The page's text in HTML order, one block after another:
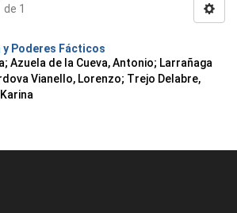
1
y Poderes Fácticos
; Azuela de la Cueva, Antonio; Larrañaga
Vianello, Lorenzo; Trejo Delabre,